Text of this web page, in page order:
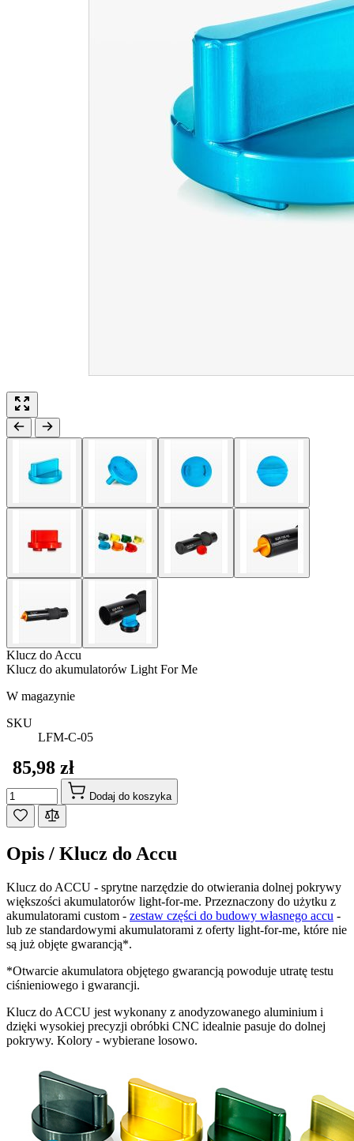
Klucz do Accu
Klucz do akumulatorów Light For Me
W magazynie
SKU
LFM-C-05
85,98 zł
Dodaj do koszyka
Opis / Klucz do Accu
Klucz do ACCU - sprytne narzędzie do otwierania dolnej pokrywy
większości akumulatorów light-for-me. Przeznaczony do użytku z
akumulatorami custom - zestaw części do budowy własnego accu -
lub ze standardowymi akumulatorami z oferty light-for-me, które nie
są już objęte gwarancją*.
*Otwarcie akumulatora objętego gwarancją powoduje utratę testu
ciśnieniowego i gwarancji.
Klucz do ACCU jest wykonany z anodyzowanego aluminium i
dzięki wysokiej precyzji obróbki CNC idealnie pasuje do dolnej
pokrywy. Kolory - wybierane losowo.